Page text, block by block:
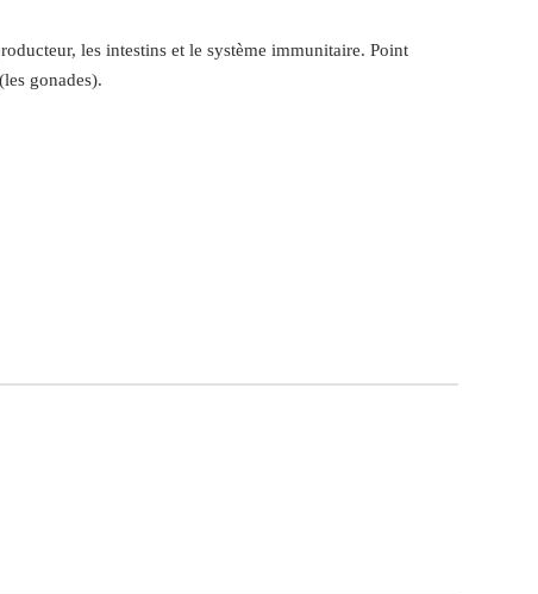
les intestins et le système immunitaire. Point
gonades).